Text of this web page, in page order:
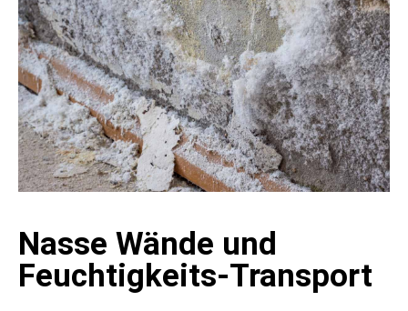
Nasse Wände und
Feuchtigkeits-Transport